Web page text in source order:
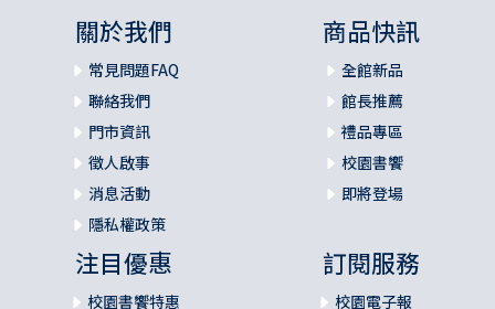
關於我們
常見問題FAQ
聯絡我們
門市資訊
徵人啟事
消息活動
隱私權政策
商品快訊
全館新品
館長推薦
禮品專區
校園書饗
即將登場
注目優惠
校園書饗特惠
訂閱服務
校園電子報